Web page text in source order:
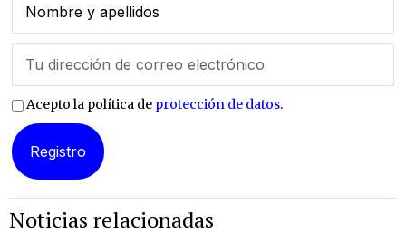
Acepto la política de protección de datos.
Noticias relacionadas